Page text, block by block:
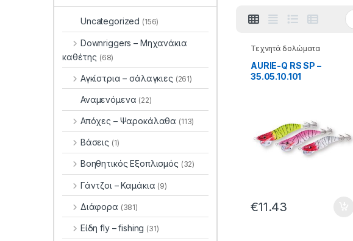
Τεχνητά δολώματα
AURIE-Q RS SP –
35.05.10.101
€11.43
Uncategorized (156)
Downriggers – Μηχανάκια
καθέτης (68)
Αγκίστρια – σάλαγκιες (261)
Αναμενόμενα (22)
Απόχες – Ψαροκάλαθα (113)
Βάσεις (1)
Βοηθητικός Εξοπλισμός (32)
Γάντζοι – Καμάκια (9)
Διάφορα (381)
Είδη fly – fishing (31)